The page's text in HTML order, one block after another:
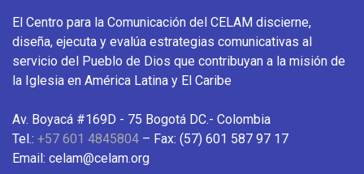
El Centro para la Comunicación del CELAM discierne,
diseña, ejecuta y evalúa estrategias comunicativas al
servicio del Pueblo de Dios que contribuyan a la misión de
la Iglesia en América Latina y El Caribe
Av. Boyacá #169D - 75 Bogotá DC.- Colombia
Tel.: +57 601 4845804 – Fax: (57) 601 587 97 17
Email: celam@celam.org